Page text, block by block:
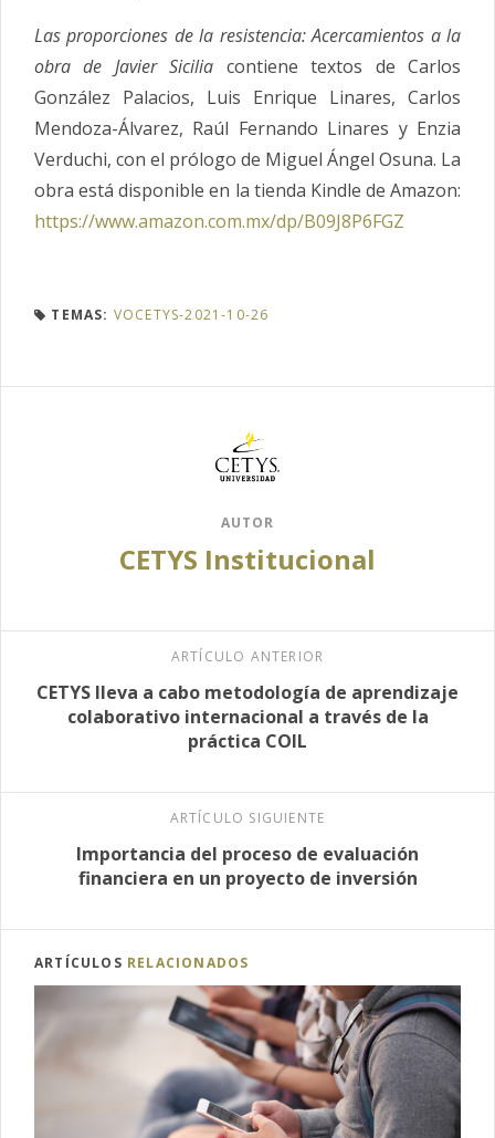
Las proporciones de la resistencia: Acercamientos a la
obra de Javier Sicilia contiene textos de Carlos
González Palacios, Luis Enrique Linares, Carlos
Mendoza-Álvarez, Raúl Fernando Linares y Enzia
Verduchi, con el prólogo de Miguel Ángel Osuna. La
obra está disponible en la tienda Kindle de Amazon:
https://www.amazon.com.mx/dp/B09J8P6FGZ
TEMAS: VOCETYS-2021-10-26
AUTOR
CETYS Institucional
ARTÍCULO ANTERIOR
CETYS lleva a cabo metodología de aprendizaje
colaborativo internacional a través de la
práctica COIL
ARTÍCULO SIGUIENTE
Importancia del proceso de evaluación
financiera en un proyecto de inversión
ARTÍCULOS RELACIONADOS